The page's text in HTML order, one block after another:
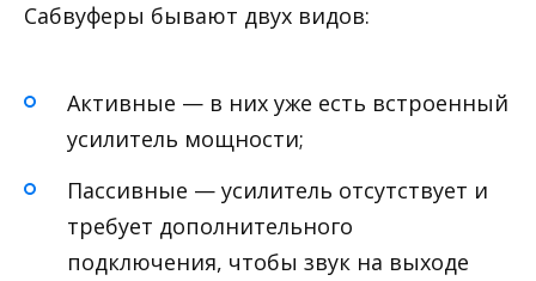
Сабвуферы бывают двух видов:
Активные — в них уже есть встроенный
усилитель мощности;
Пассивные — усилитель отсутствует и
требует дополнительного
подключения, чтобы звук на выходе